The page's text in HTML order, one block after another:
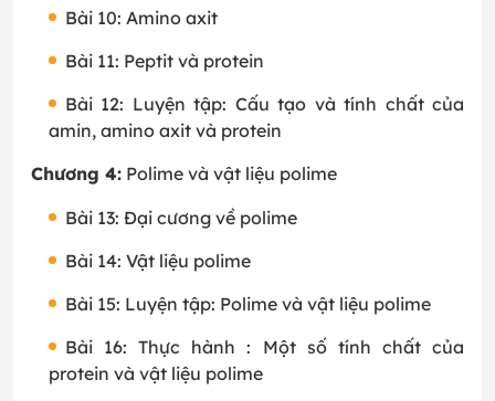
Bài 10: Amino axit
Bài 11: Peptit và protein
Bài 12: Luyện tập: Cấu tạo và tính chất của
amin, amino axit và protein
Chương 4: Polime và vật liệu polime
Bài 13: Đại cương về polime
Bài 14: Vật liệu polime
Bài 15: Luyện tập: Polime và vật liệu polime
Bài 16: Thực hành : Một số tính chất của
protein và vật liệu polime